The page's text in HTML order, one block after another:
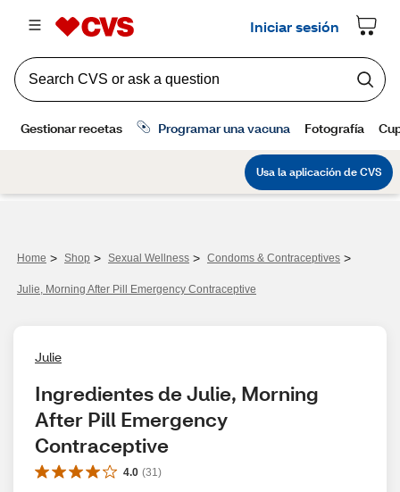
Home > Shop > Sexual Wellness > Condoms & Contraceptives >
Julie, Morning After Pill Emergency Contraceptive
Julie
Ingredientes de Julie, Morning
After Pill Emergency
Contraceptive
4.0 (31 )